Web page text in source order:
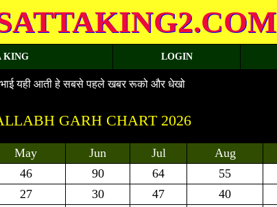
KING LOGIN
भाई यही आती हे सबसे पहले खबर रूको और धेखो
GARH CHART 2026
May Jun Jul Aug
46 90 64 55
27 30 47 40